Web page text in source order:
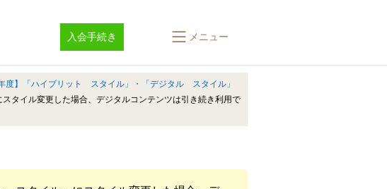
入会手続き メニュー
度】「ハイブリット スタイル」・「デジタル スタイル」
タイル変更した場合、デジタルコンテンツは引き続き利用で